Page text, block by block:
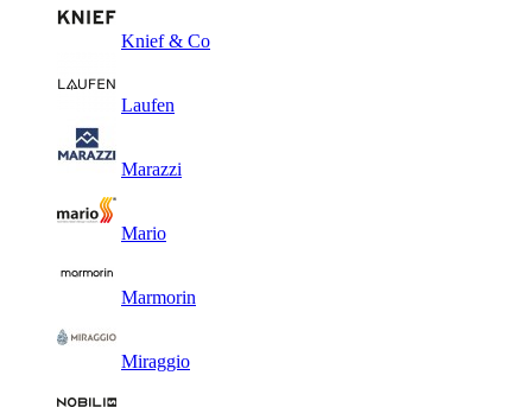
Knief & Co
Laufen
Marazzi
Mario
Marmorin
Miraggio